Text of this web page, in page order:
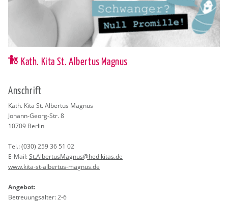
Kath. Kita St. Albertus Magnus
An­schrift
Kath. Kita St. Al­ber­tus Ma­gnus
Jo­hann-Georg-Str. 8
10709 Ber­lin
Tel.:(030) 259 36 51 02
E-Mail:St.​Alb​ertu​sMag​nus@​hedikitas.​de
www.​kita-​st-​albertus-​magnus.​de
An­ge­bot:
Be­treu­ungs­al­ter: 2-6